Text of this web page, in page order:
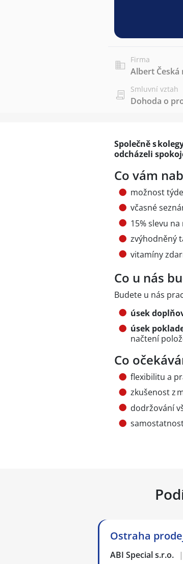
Firma
Albert Česká
Smluvní vztah
Dohoda o
Společně s
odcházeli
Co vám
možnost
včasné
15% slevu
zvýhodněný
vitamíny
Co u nás
Budete u nás
úsek
úsek
načtení
Co
flexibilitu a
zkušenost z
dodržování
Ostraha
ABI Special s.r.o. |